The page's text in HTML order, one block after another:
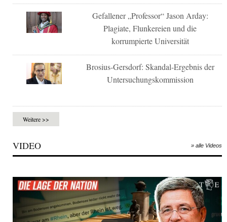
Gefallener „Professor“ Jason Arday:
Plagiate, Flunkereien und die
korrumpierte Universität
Brosius-Gersdorf: Skandal-Ergebnis der
Untersuchungskommission
Weitere >>
VIDEO » alle Videos